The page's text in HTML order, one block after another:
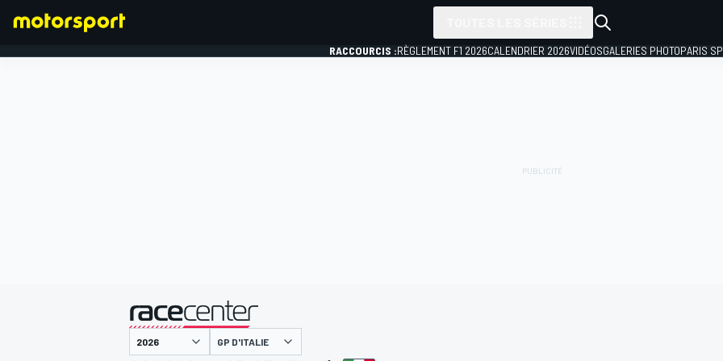
RACCOURCIS :RÈGLEMENT F1 2026CALENDRIER 2026VIDÉOSGALERIES PHOTOPARIS
présenté par
GP D'ITALIE